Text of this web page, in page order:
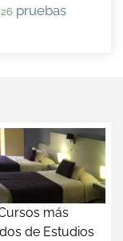
pruebas
más
de Estudios